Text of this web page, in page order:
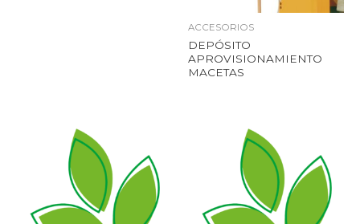
ACCESORIOS
DEPÓSITO
APROVISIONAMIENTO
MACETAS